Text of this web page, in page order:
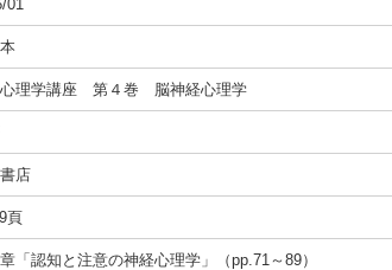
01
理学講座 第４巻 脳神経心理学
店
頁
「認知と注意の神経心理学」（pp.71～89）